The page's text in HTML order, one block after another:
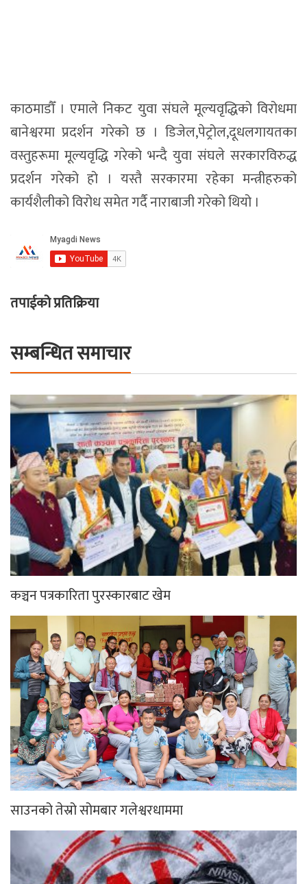
काठमाडौँ । एमाले निकट युवा संघले मूल्यवृद्धिको विरोधमा
बानेश्वरमा प्रदर्शन गरेको छ । डिजेल,पेट्रोल,दूधलगायतका
वस्तुहरूमा मूल्यवृद्धि गरेको भन्दै युवा संघले सरकारविरुद्ध
प्रदर्शन गरेको हो । यस्तै सरकारमा रहेका मन्त्रीहरुको
कार्यशैलीको विरोध समेत गर्दै नाराबाजी गरेको थियो ।
तपाईको प्रतिक्रिया
सम्बन्धित समाचार
कञ्चन पत्रकारिता पुरस्कारबाट खेम
साउनको तेस्रो सोमबार गलेश्वरधाममा